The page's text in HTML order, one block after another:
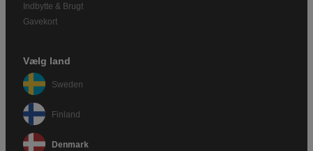
Indbytte & Brugt
Gavekort
Vælg land
Sweden
Finland
Denmark